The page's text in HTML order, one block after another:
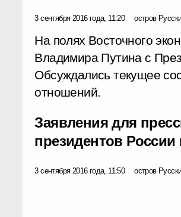
3 сентября 2016 года, 11:20 остров
На полях Восточного
Владимира Путина с
Обсуждались текущее
отношений.
Заявления для
президентов
3 сентября 2016 года, 11:50 остров